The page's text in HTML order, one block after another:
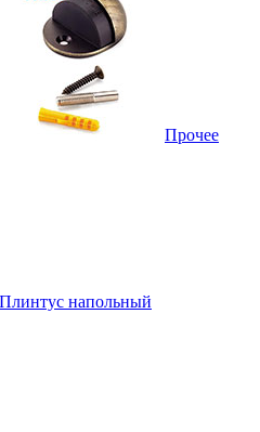
Прочее
Плинтус напольный